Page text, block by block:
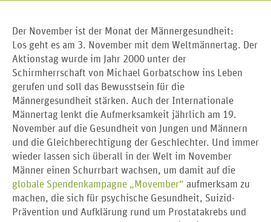
Der November ist der Monat der Männergesundheit:
Los geht es am 3. November mit dem Weltmännertag. Der
Aktionstag wurde im Jahr 2000 unter der
Schirmherrschaft von Michael Gorbatschow ins Leben
gerufen und soll das Bewusstsein für die
Männergesundheit stärken. Auch der Internationale
Männertag lenkt die Aufmerksamkeit jährlich am 19.
November auf die Gesundheit von Jungen und Männern
und die Gleichberechtigung der Geschlechter. Und immer
wieder lassen sich überall in der Welt im November
Männer einen Schurrbart wachsen, um damit auf die
globale Spendenkampagne „Movember“ aufmerksam zu
machen, die sich für psychische Gesundheit, Suizid-
Prävention und Aufklärung rund um Prostatakrebs und